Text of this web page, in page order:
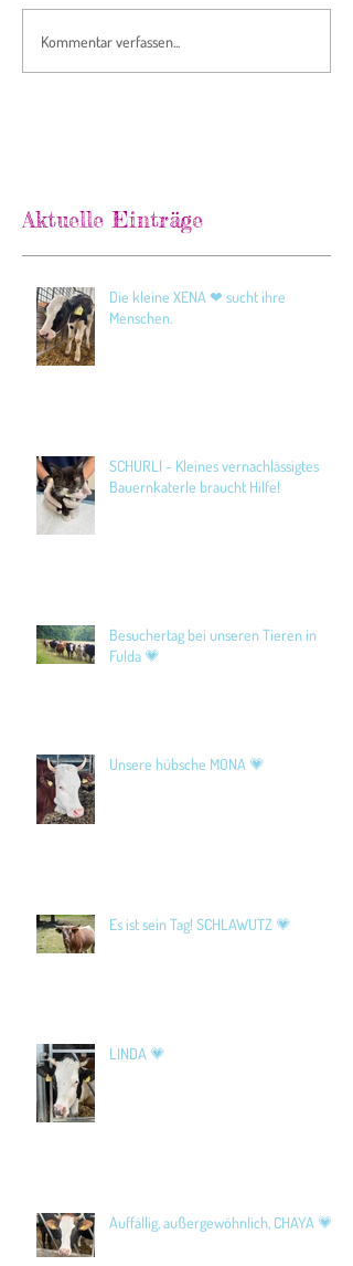
Kommentar verfassen...
Aktuelle Einträge
Die kleine XENA ❤ sucht ihre
Menschen.
SCHURLI - Kleines vernachlässigtes
Bauernkaterle braucht Hilfe!
Besuchertag bei unseren Tieren in
Fulda 💗
Unsere hübsche MONA 💗
Es ist sein Tag! SCHLAWUTZ 💗
LINDA 💗
Auffällig, außergewöhnlich, CHAYA 💗